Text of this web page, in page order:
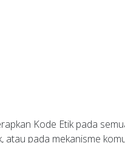
Kode Etik pada
pada mekanisme